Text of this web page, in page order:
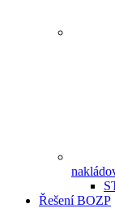
Řešení BOZP